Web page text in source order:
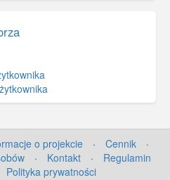
o projekcie · Cennik
·
· Kontakt ·
Regulamin
Polityka prywatności